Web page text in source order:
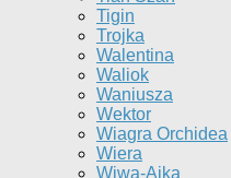
Tigin
Trojka
Walentina
Waliok
Waniusza
Wektor
Wiagra Orchidea
Wiera
Wiwa-Ajka